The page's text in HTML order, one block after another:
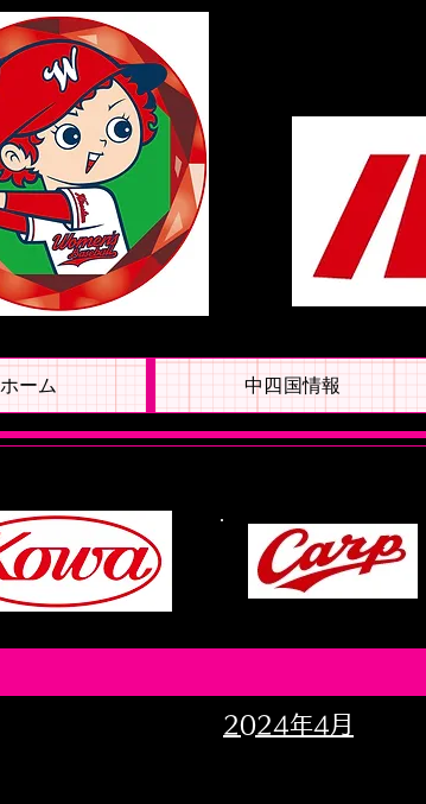
ホーム 中四国情報
2024年4月